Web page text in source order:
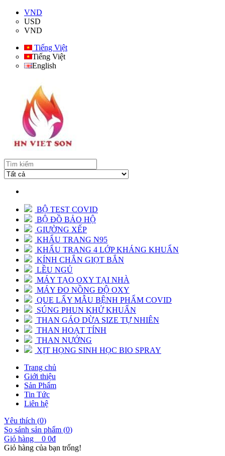
VND
USD
VND
Tiếng Việt
Tiếng Việt
English
BỘ TEST COVID
BỘ ĐỒ BẢO HỘ
GIƯỜNG XẾP
KHẨU TRANG N95
KHẨU TRANG 4 LỚP KHÁNG KHUẨN
KÍNH CHẮN GIỌT BẮN
LỀU NGỦ
MÁY TẠO OXY TẠI NHÀ
MÁY ĐO NỒNG ĐỘ OXY
QUE LẤY MẪU BỆNH PHẨM COVID
SÚNG PHUN KHỬ KHUẨN
THAN GÁO DỪA SIZE TỰ NHIÊN
THAN HOẠT TÍNH
THAN NƯỚNG
XỊT HỌNG SINH HỌC BIO SPRAY
Trang chủ
Giới thiệu
Sản Phẩm
Tin Tức
Liên hệ
Yêu thích (0)
So sánh sản phẩm (0)
Giỏ hàng
0 0đ
Giỏ hàng của bạn trống!